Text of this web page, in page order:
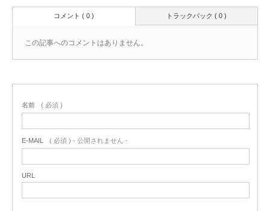
トラックバック ( 0 )
コメント ( 0 )
この記事へのコメントはありません。
名前 ( 必須 )
E-MAIL ( 必須 ) - 公開されません -
URL